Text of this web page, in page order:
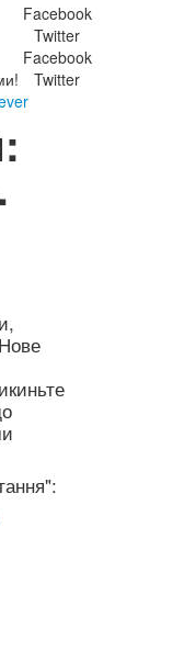
Facebook
Twitter
Facebook
Twitter